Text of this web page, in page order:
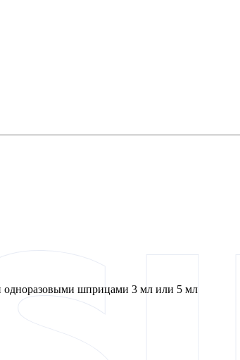
одноразовыми шприцами 3 мл или 5 мл